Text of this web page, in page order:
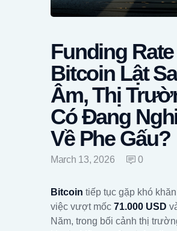
Funding
Bitcoin Lật
Âm, Thị
Có Đang
Về Phe Gấu?
March 13, 2026 0
Bitcoin tiếp tục gặp khó
việc vượt mốc 71.000 USD
Năm, trong bối cảnh thị